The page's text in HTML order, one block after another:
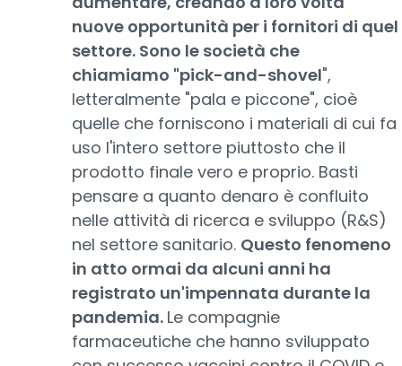
nuove opportunità per i fornitori di quel
settore. Sono le società che
chiamiamo "pick-and-shovel",
letteralmente "pala e piccone", cioè
quelle che forniscono i materiali di cui fa
uso l'intero settore piuttosto che il
prodotto finale vero e proprio. Basti
pensare a quanto denaro è confluito
nelle attività di ricerca e sviluppo (R&S)
nel settore sanitario. Questo fenomeno
in atto ormai da alcuni anni ha
registrato un'impennata durante la
pandemia. Le compagnie
farmaceutiche che hanno sviluppato